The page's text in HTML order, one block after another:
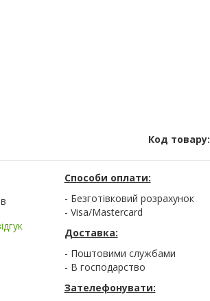
Код товару:
Способи оплати:
- Безготівковий розрахунок
- Visa/Mastercard
Доставка:
- Поштовими службами
- В господарство
Зателефонувати: